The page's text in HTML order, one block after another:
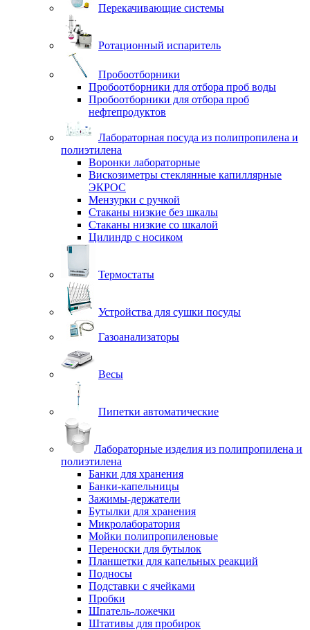
Перекачивающие системы
Ротационный испаритель
Пробоотборники
Пробоотборники для отбора проб воды
Пробоотборники для отбора проб
нефтепродуктов
Лабораторная посуда из полипропилена и
полиэтилена
Воронки лабораторные
Вискозиметры стеклянные капиллярные
ЭКРОС
Мензурки с ручкой
Стаканы низкие без шкалы
Стаканы низкие со шкалой
Цилиндр с носиком
Термостаты
Устройства для сушки посуды
Газоанализаторы
Весы
Пипетки автоматические
Лабораторные изделия из полипропилена и
полиэтилена
Банки для хранения
Банки-капельницы
Зажимы-держатели
Бутылки для хранения
Микролаборатория
Мойки полипропиленовые
Переноски для бутылок
Планшетки для капельных реакций
Подносы
Подставки с ячейками
Пробки
Шпатель-ложечки
Штативы для пробирок